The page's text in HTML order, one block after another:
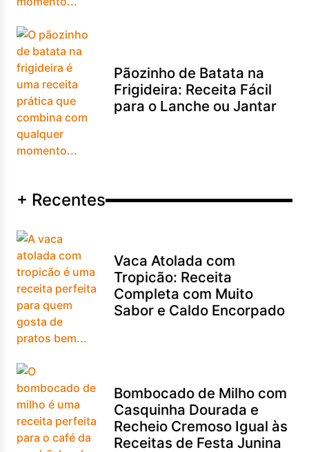
Pãozinho de Batata na
Frigideira: Receita Fácil
para o Lanche ou Jantar
+ Recentes
Vaca Atolada com
Tropicão: Receita
Completa com Muito
Sabor e Caldo Encorpado
Bombocado de Milho com
Casquinha Dourada e
Recheio Cremoso Igual às
Receitas de Festa Junina